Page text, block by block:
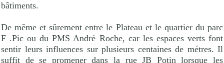
bâtiments.
De même et sûrement entre le Plateau et le quartier du parc
F .Pic ou du PMS André Roche, car les espaces verts font
sentir leurs influences sur plusieurs centaines de métres. Il
suffit de se promener dans la rue JB Potin lorsque les